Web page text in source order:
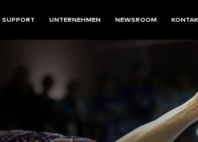
SUPPORT UNTERNEHMEN NEWSROOM